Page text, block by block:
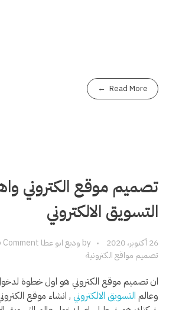
Read More
تصميم موقع الكتروني
التسويق الالكتروني
26 أكتوبر، 2020 by وديع ابو عطا Comment
تصميم مواقع الكترونية
ان تصميم موقع الكتروني هو اول خطوة لدخول
وعالم التسويق الالكتروني , انشاء موقع